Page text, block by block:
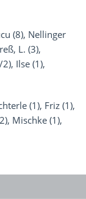
(8), Nellinger
L. (3),
Ilse (1),
(1), Friz (1),
Mischke (1),